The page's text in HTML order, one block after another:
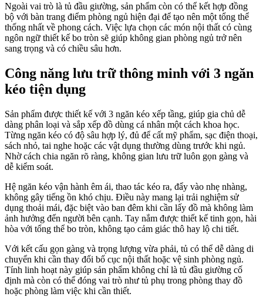
Ngoài vai trò là tủ đầu giường, sản phẩm còn có thể kết hợp đồng
bộ với bàn trang điểm phòng ngủ hiện đại để tạo nên một tổng thể
thống nhất về phong cách. Việc lựa chọn các món nội thất có cùng
ngôn ngữ thiết kế bo tròn sẽ giúp không gian phòng ngủ trở nên
sang trọng và có chiều sâu hơn.
Công năng lưu trữ thông minh với 3 ngăn
kéo tiện dụng
Sản phẩm được thiết kế với 3 ngăn kéo xếp tầng, giúp gia chủ dễ
dàng phân loại và sắp xếp đồ dùng cá nhân một cách khoa học.
Từng ngăn kéo có độ sâu hợp lý, đủ để cất mỹ phẩm, sạc điện thoại,
sách nhỏ, tai nghe hoặc các vật dụng thường dùng trước khi ngủ.
Nhờ cách chia ngăn rõ ràng, không gian lưu trữ luôn gọn gàng và
dễ kiểm soát.
Hệ ngăn kéo vận hành êm ái, thao tác kéo ra, đẩy vào nhẹ nhàng,
không gây tiếng ồn khó chịu. Điều này mang lại trải nghiệm sử
dụng thoải mái, đặc biệt vào ban đêm khi cần lấy đồ mà không làm
ảnh hưởng đến người bên cạnh. Tay nắm được thiết kế tinh gọn, hài
hòa với tổng thể bo tròn, không tạo cảm giác thô hay lộ chi tiết.
Với kết cấu gọn gàng và trọng lượng vừa phải, tủ có thể dễ dàng di
chuyển khi cần thay đổi bố cục nội thất hoặc vệ sinh phòng ngủ.
Tính linh hoạt này giúp sản phẩm không chỉ là tủ đầu giường cố
định mà còn có thể đóng vai trò như tủ phụ trong phòng thay đồ
hoặc phòng làm việc khi cần thiết.